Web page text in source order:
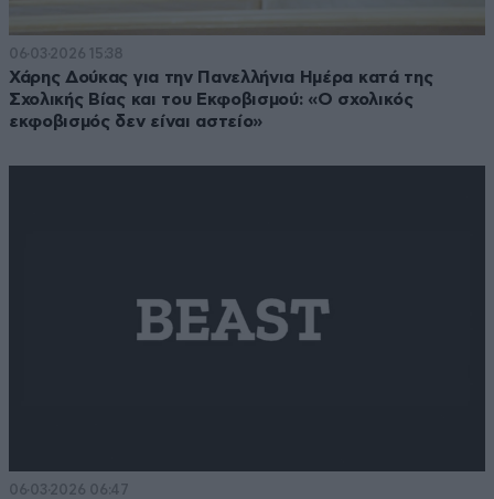
06·03·2026 15:38
Χάρης Δούκας για την Πανελλήνια Ημέρα κατά της
Σχολικής Βίας και του Εκφοβισμού: «Ο σχολικός
εκφοβισμός δεν είναι αστείο»
06·03·2026 06:47